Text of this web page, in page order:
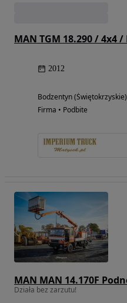
2012
Bodzentyn (Świętokrzyskie)
Firma • Podbite
Działa bez zarzutu!